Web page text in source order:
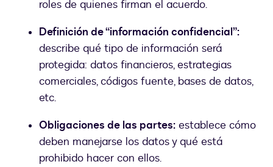
roles de quienes firman el acuerdo.
Definición de “información confidencial”:
describe qué tipo de información será
protegida: datos financieros, estrategias
comerciales, códigos fuente, bases de datos,
etc.
Obligaciones de las partes: establece cómo
deben manejarse los datos y qué está
prohibido hacer con ellos.